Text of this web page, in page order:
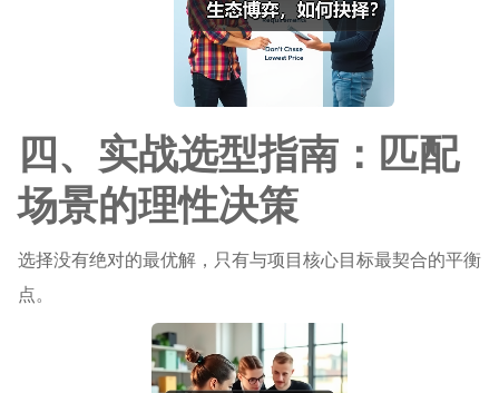
四、实战选型指南：匹配
场景的理性决策
选择没有绝对的最优解，只有与项目核心目标最契合的平衡
点。